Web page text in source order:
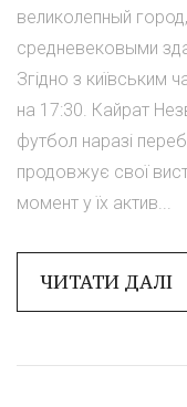
великолепный
средневековыми
Згідно з київським
на 17:30. Кайрат
футбол наразі
продовжує свої
момент у їх актив...
ЧИТАТИ ДАЛІ